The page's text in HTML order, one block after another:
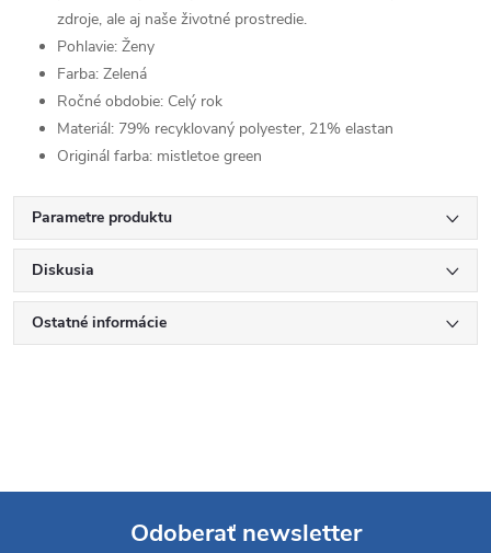
zdroje, ale aj naše životné prostredie.
Pohlavie: Ženy
Farba: Zelená
Ročné obdobie: Celý rok
Materiál: 79% recyklovaný polyester, 21% elastan
Originál farba: mistletoe green
Parametre produktu
Diskusia
Ostatné informácie
Odoberať newsletter